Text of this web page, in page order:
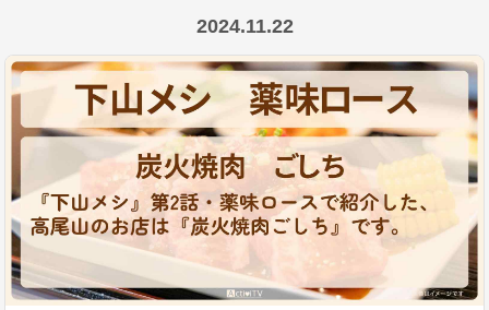
2024.11.22